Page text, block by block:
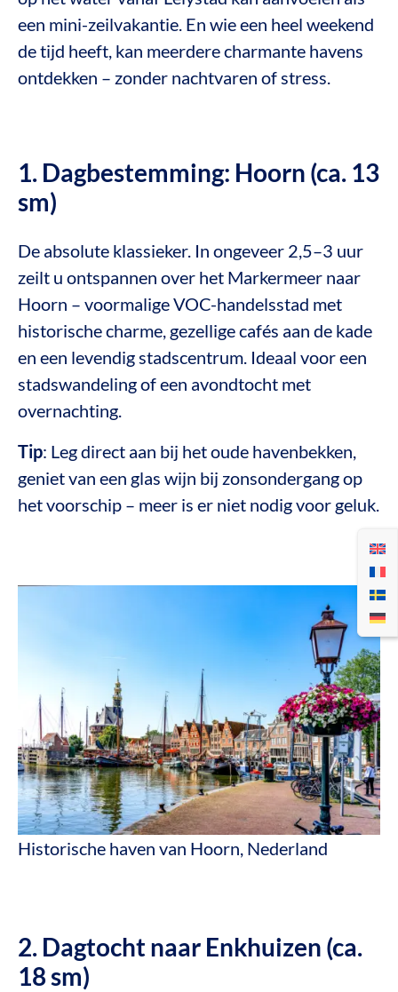
een mini-zeilvakantie. En wie een heel weekend
de tijd heeft, kan meerdere charmante havens
ontdekken – zonder nachtvaren of stress.
1. Dagbestemming: Hoorn (ca. 13
sm)
De absolute klassieker. In ongeveer 2,5–3 uur
zeilt u ontspannen over het Markermeer naar
Hoorn – voormalige VOC-handelsstad met
historische charme, gezellige cafés aan de kade
en een levendig stadscentrum. Ideaal voor een
stadswandeling of een avondtocht met
overnachting.
Tip: Leg direct aan bij het oude havenbekken,
geniet van een glas wijn bij zonsondergang op
het voorschip – meer is er niet nodig voor geluk.
Historische haven van Hoorn, Nederland
2. Dagtocht naar Enkhuizen (ca.
18 sm)